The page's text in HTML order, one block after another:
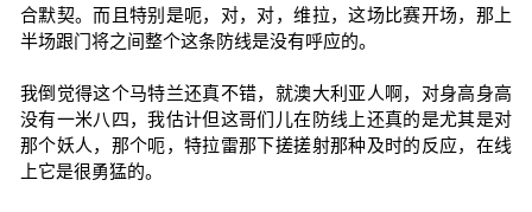
合默契。而且特别是呃，对，对，维拉，这场比赛开场，那上
半场跟门将之间整个这条防线是没有呼应的。
我倒觉得这个马特兰还真不错，就澳大利亚人啊，对身高身高
没有一米八四，我估计但这哥们儿在防线上还真的是尤其是对
那个妖人，那个呃，特拉雷那下搓搓射那种及时的反应，在线
上它是很勇猛的。